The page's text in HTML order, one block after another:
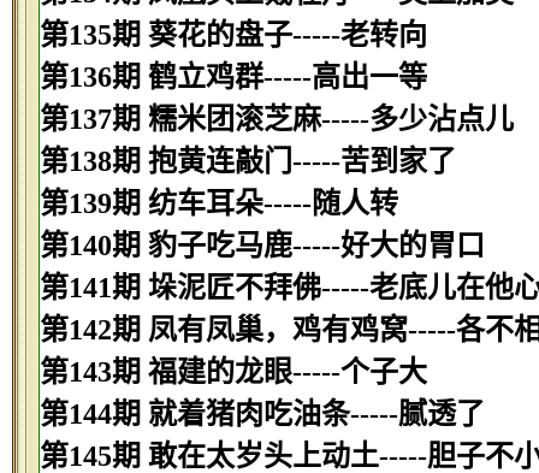
第135期 葵花的盘子-----老转向
第136期 鹤立鸡群-----高出一等
第137期 糯米团滚芝麻-----多少沾点儿
第138期 抱黄连敲门-----苦到家了
第139期 纺车耳朵-----随人转
第140期 豹子吃马鹿-----好大的胃口
第141期 垛泥匠不拜佛-----老底儿在他
第142期 凤有凤巢，鸡有鸡窝-----各不
第143期 福建的龙眼-----个子大
第144期 就着猪肉吃油条-----腻透了
第145期 敢在太岁头上动土-----胆子不